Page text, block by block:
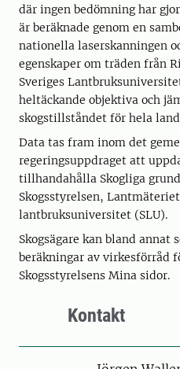
där ingen bedömning har
är beräknade genom en
nationella laserskanningen
egenskaper om träden från
Sveriges
heltäckande objektiva och
skogstillståndet för hela
Data tas fram inom det
regeringsuppdraget att
tillhandahålla Skogliga
Skogsstyrelsen,
lantbruksuniversitet (SLU).
Skogsägare kan bland annat
beräkningar av virkesförråd
Skogsstyrelsens Mina sidor.
Kontakt